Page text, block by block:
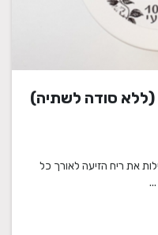
(ללא סודה לשתיה)
ביעילות את ריח הזיעה לאורך כל